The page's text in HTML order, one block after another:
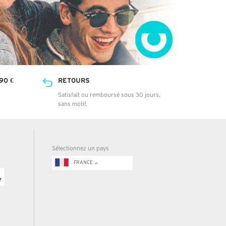
€ RETOURS
Satisfait ou remboursé sous 30 jours,
sans motif.
Sélectionnez un pays
FRANCE